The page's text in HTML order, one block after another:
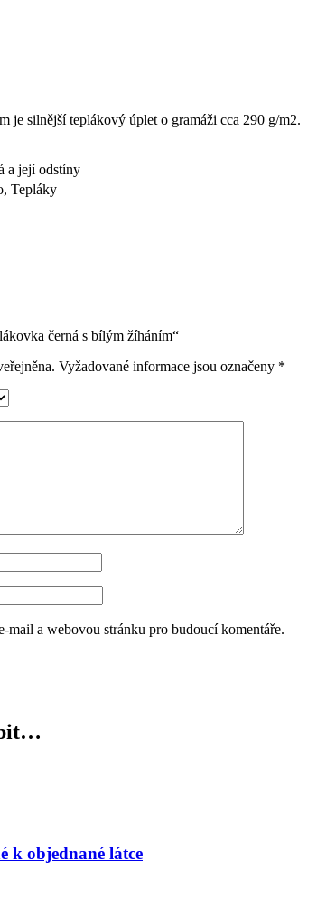
je silnější teplákový úplet o gramáži cca 290 g/m2.
a její odstíny
, Tepláky
černá s bílým žíháním“
Vyžadované informace jsou označeny *
mail a webovou stránku pro budoucí komentáře.
k objednané látce